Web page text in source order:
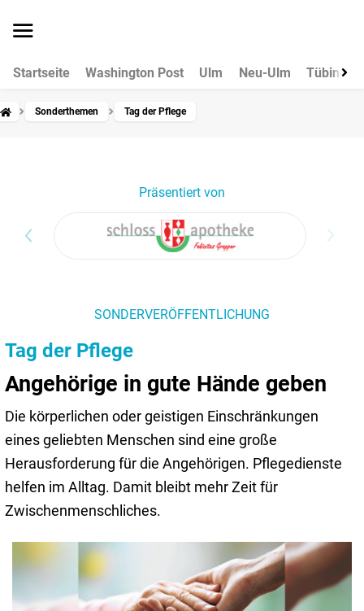
Startseite Washington Post Ulm Neu-Ulm Tübingen
Sonderthemen Tag der Pflege
Präsentiert von
SONDERVERÖFFENTLICHUNG
Tag der Pflege
Angehörige in gute Hände geben
Die körperlichen oder geistigen Einschränkungen
eines geliebten Menschen sind eine große
Herausforderung für die Angehörigen. Pflegedienste
helfen im Alltag. Damit bleibt mehr Zeit für
Zwischenmenschliches.